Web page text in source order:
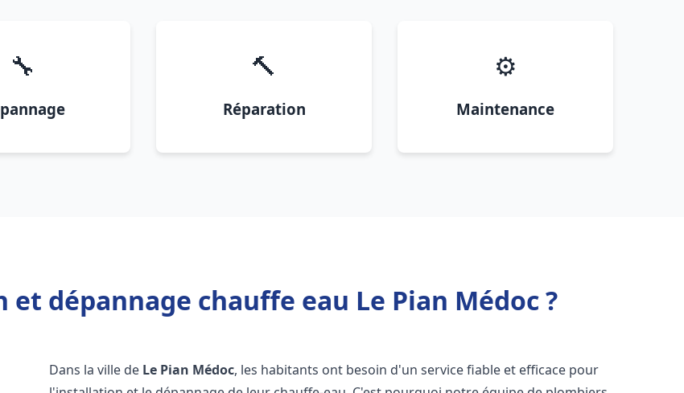
🔧 🔨
Réparation
⚙️
Maintenance
dépannage chauffe eau Le Pian Médoc ?
Dans la ville de Le Pian Médoc, les habitants ont besoin d'un service fiable et efficace pour